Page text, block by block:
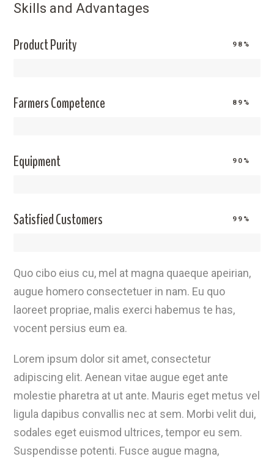
Skills and Advantages
Product Purity 98%
Farmers Competence 89%
Equipment 90%
Satisfied Customers 99%
Quo cibo eius cu, mel at magna quaeque apeirian,
augue homero consectetuer in nam. Eu quo
laoreet propriae, malis exerci habemus te has,
vocent persius eum ea.
Lorem ipsum dolor sit amet, consectetur
adipiscing elit. Aenean vitae augue eget ante
molestie pharetra at ut ante. Mauris eget metus vel
ligula dapibus convallis nec at sem. Morbi velit dui,
sodales eget euismod ultrices, tempor eu sem.
Suspendisse potenti. Fusce augue magna,